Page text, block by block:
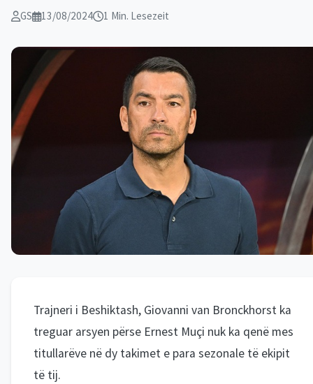
GS 13/08/2024 1 Min. Lesezeit
Trajneri i Beshiktash, Giovanni van Bronckhorst ka
treguar arsyen përse Ernest Muçi nuk ka qenë mes
titullarëve në dy takimet e para sezonale të ekipit
të tij.